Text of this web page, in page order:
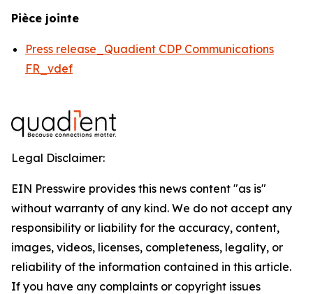
Pièce jointe
Press release_Quadient CDP Communications
FR_vdef
Legal Disclaimer:
EIN Presswire provides this news content "as is"
without warranty of any kind. We do not accept any
responsibility or liability for the accuracy, content,
images, videos, licenses, completeness, legality, or
reliability of the information contained in this article.
If you have any complaints or copyright issues